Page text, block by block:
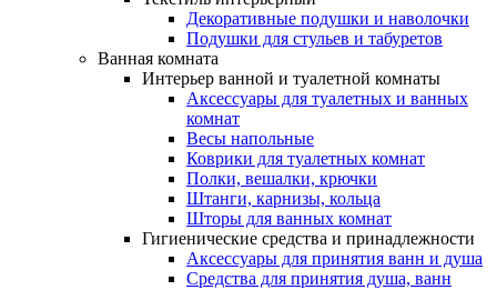
Декоративные подушки и наволочки
Подушки для стульев и табуретов
Ванная комната
Интерьер ванной и туалетной комнаты
Аксессуары для туалетных и ванных
комнат
Весы напольные
Коврики для туалетных комнат
Полки, вешалки, крючки
Штанги, карнизы, кольца
Шторы для ванных комнат
Гигиенические средства и принадлежности
Аксессуары для принятия ванн и душа
Средства для принятия душа, ванн